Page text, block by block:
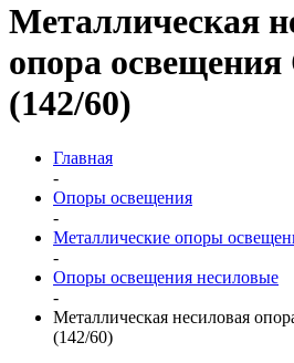
Металлическая
опора
(142/60)
Главная
-
Опоры освещения
-
Металлические опоры
-
Опоры освещения несиловые
-
Металлическая несиловая
(142/60)